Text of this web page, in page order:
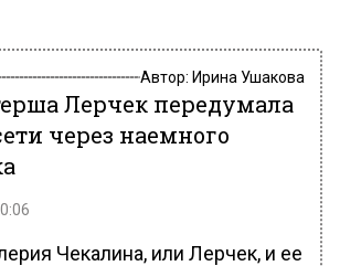
Автор: Ирина Ушакова
Лерчек передумала
через наемного
Чекалина, или Лерчек, и ее